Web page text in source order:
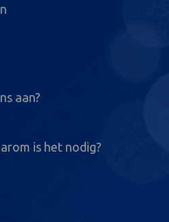
aan?
is het nodig?